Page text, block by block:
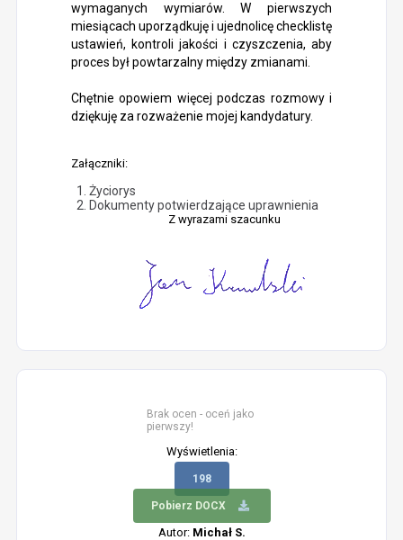
wymaganych wymiarów. W pierwszych
miesiącach uporządkuję i ujednolicę checklistę
ustawień, kontroli jakości i czyszczenia, aby
proces był powtarzalny między zmianami.
Chętnie opowiem więcej podczas rozmowy i
dziękuję za rozważenie mojej kandydatury.
Załączniki:
Życiorys
Dokumenty potwierdzające uprawnienia
Z wyrazami szacunku
Brak ocen - oceń jako
pierwszy!
Wyświetlenia:
198
Pobierz DOCX
Autor: Michał S.